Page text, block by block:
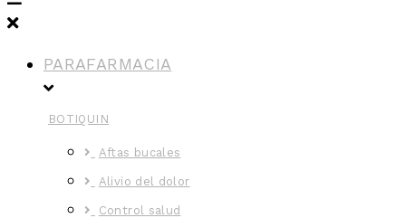
PARAFARMACIA
BOTIQUIN
Aftas bucales
Alivio del dolor
Control salud